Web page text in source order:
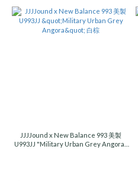
JJJJound x New Balance 993 美製
U993JJ "Military Urban Grey Angora"